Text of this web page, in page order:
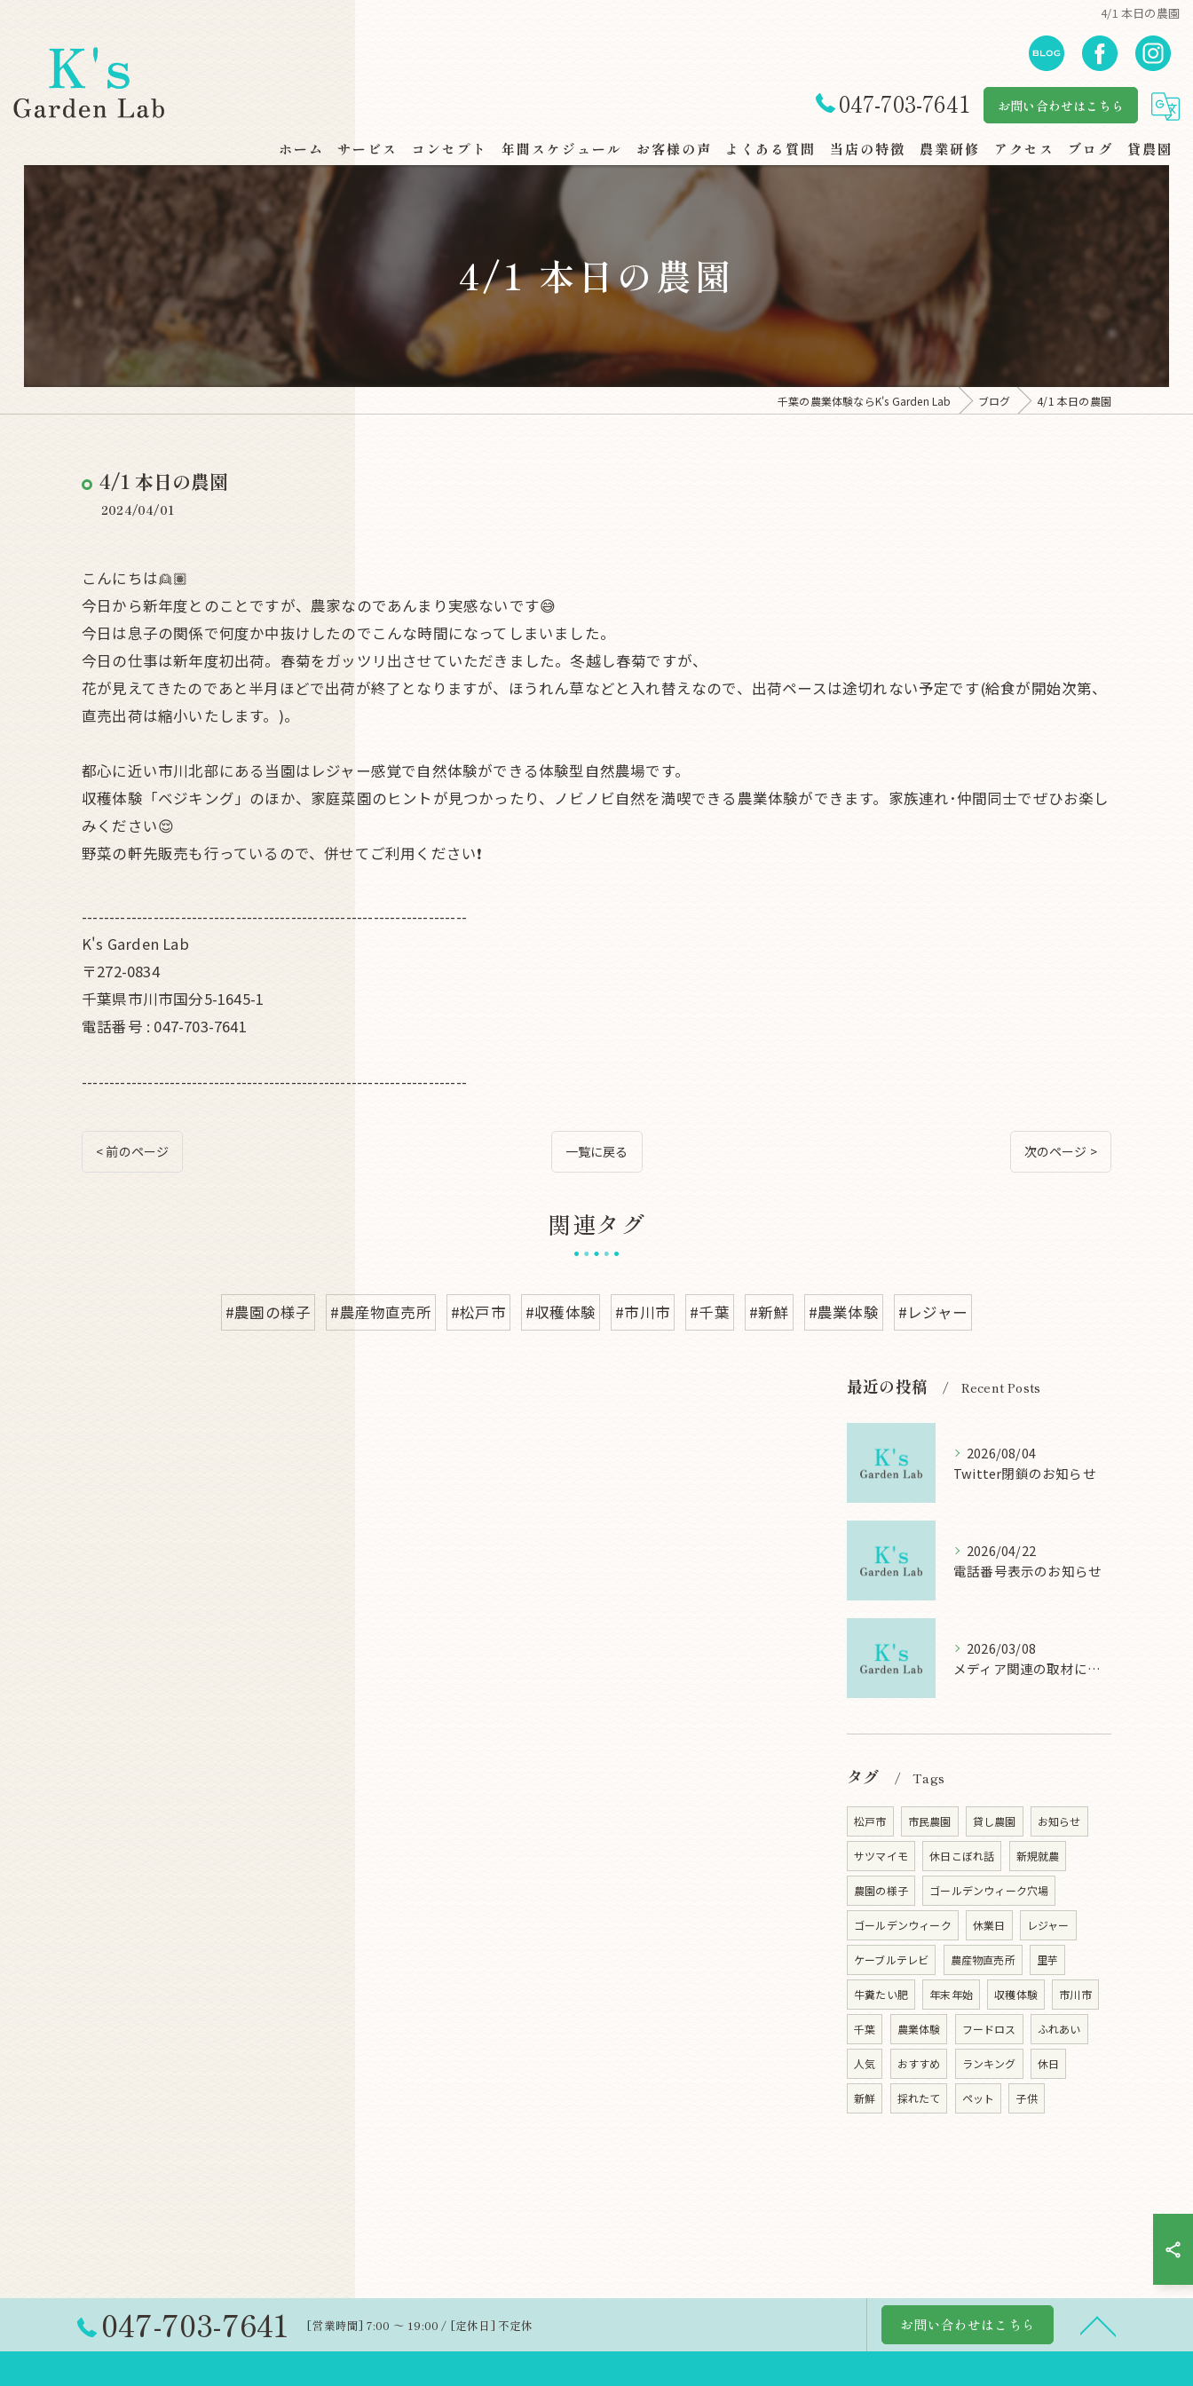
4/1 本日の農園
047-703-7641 お問い合わせはこちら
ホーム サービス コンセプト 年間スケジュール お客様の声 よくある質問 当店の特徴
スーパー・地場野菜コーナー
家族連れ
農業研修 アクセス ブログ 貸農園
4/1 本日の農園
千葉の農業体験ならK's Garden Lab ブログ 4/1 本日の農園
4/1 本日の農園
2024/04/01
こんにちは👱🏽
今日から新年度とのことですが、農家なのであんまり実感ないです😅
今日は息子の関係で何度か中抜けしたのでこんな時間になってしまいました。
今日の仕事は新年度初出荷。春菊をガッツリ出させていただきました。冬越し春菊ですが、
花が見えてきたのであと半月ほどで出荷が終了となりますが、ほうれん草などと入れ替えなので、出荷ペースは途切れない予定です(給食が開始次第、
直売出荷は縮小いたします。)。
都心に近い市川北部にある当園はレジャー感覚で自然体験ができる体験型自然農場です。
収穫体験「ベジキング」のほか、家庭菜園のヒントが見つかったり、ノビノビ自然を満喫できる農業体験ができます。家族連れ･仲間同士でぜひお楽し
みください😌
野菜の軒先販売も行っているので、併せてご利用ください❗
----------------------------------------------------------------------
K's Garden Lab
〒272-0834
千葉県市川市国分5-1645-1
電話番号 : 047-703-7641
----------------------------------------------------------------------
< 前のページ 一覧に戻る 次のページ >
関連タグ
#農園の様子 #農産物直売所 #松戸市 #収穫体験 #市川市 #千葉 #新鮮 #農業体験 #レジャー
最近の投稿 Recent Posts
2026/08/04
Twitter閉鎖のお知らせ
2026/04/22
電話番号表示のお知らせ
2026/03/08
メディア関連の取材について
タグ Tags
松戸市 市民農園 貸し農園 お知らせ
サツマイモ 休日こぼれ話 新規就農
農園の様子 ゴールデンウィーク穴場
ゴールデンウィーク 休業日 レジャー
ケーブルテレビ 農産物直売所 里芋
牛糞たい肥 年末年始 収穫体験 市川市
千葉 農業体験 フードロス ふれあい
人気 おすすめ ランキング 休日
新鮮 採れたて ペット 子供
047-703-7641 [営業時間] 7:00 ～ 19:00 / [定休日] 不定休 お問い合わせはこちら